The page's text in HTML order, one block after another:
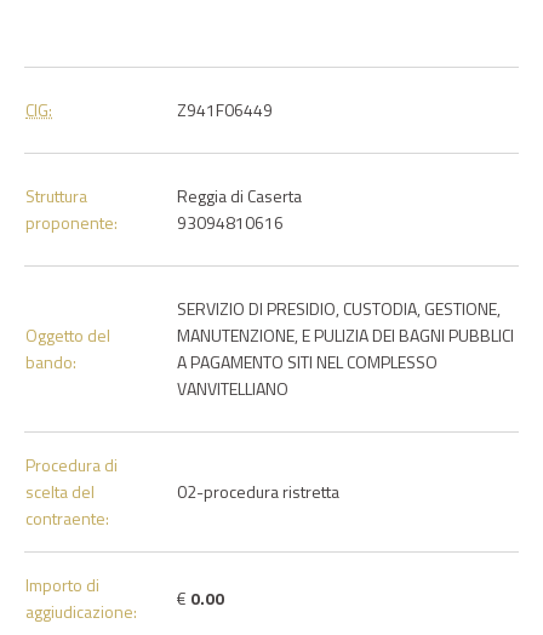
CIG: Z941F06449
Struttura
proponente:
Reggia di Caserta
93094810616
Oggetto del
bando:
SERVIZIO DI PRESIDIO, CUSTODIA, GESTIONE,
MANUTENZIONE, E PULIZIA DEI BAGNI PUBBLICI
A PAGAMENTO SITI NEL COMPLESSO
VANVITELLIANO
Procedura di
scelta del
contraente:
02-procedura ristretta
Importo di
aggiudicazione:
€ 0.00